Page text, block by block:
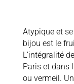
Atypique et
bijou est le
L’intégralité
Paris et dans
ou vermeil.